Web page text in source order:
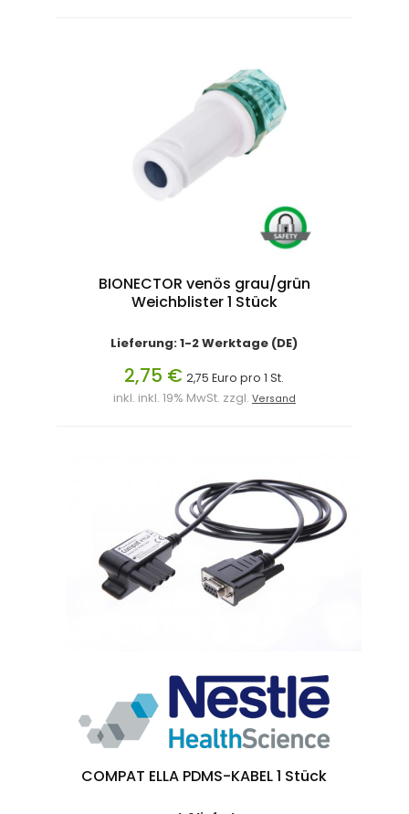
BIONECTOR venös grau/grün
Weichblister 1 Stück
Lieferung: 1-2 Werktage (DE)
2,75 € 2,75 Euro pro 1 St.
inkl. inkl. 19% MwSt. zzgl. Versand
COMPAT ELLA PDMS-KABEL 1 Stück